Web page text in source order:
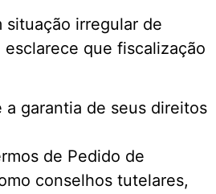
irregular de
que fiscalização
garantia de seus direitos
de Pedido de
conselhos tutelares,